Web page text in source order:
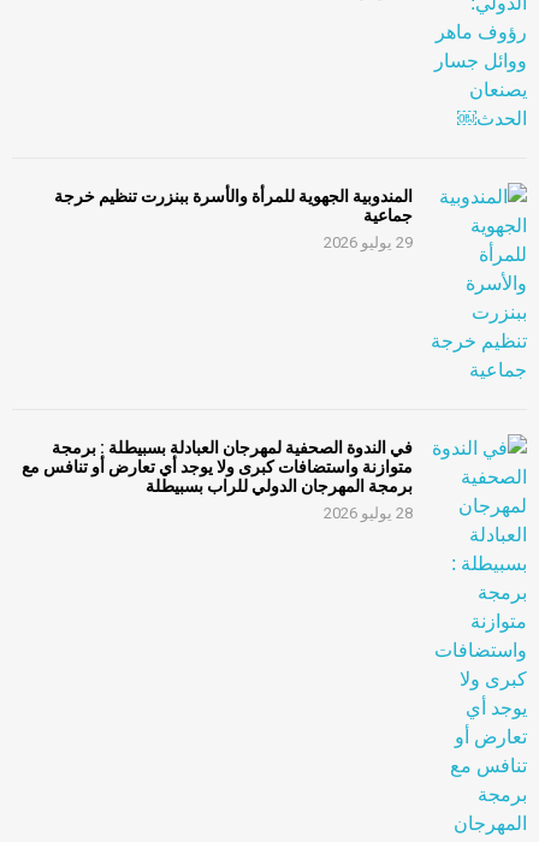
المندوبية الجهوية للمرأة والأسرة ببنزرت تنظيم خرجة
جماعية
29 يوليو 2026
في الندوة الصحفية لمهرجان العبادلة بسبيطلة : برمجة
متوازنة واستضافات كبرى ولا يوجد أي تعارض أو تنافس مع
برمجة المهرجان الدولي للراب بسبيطلة
28 يوليو 2026